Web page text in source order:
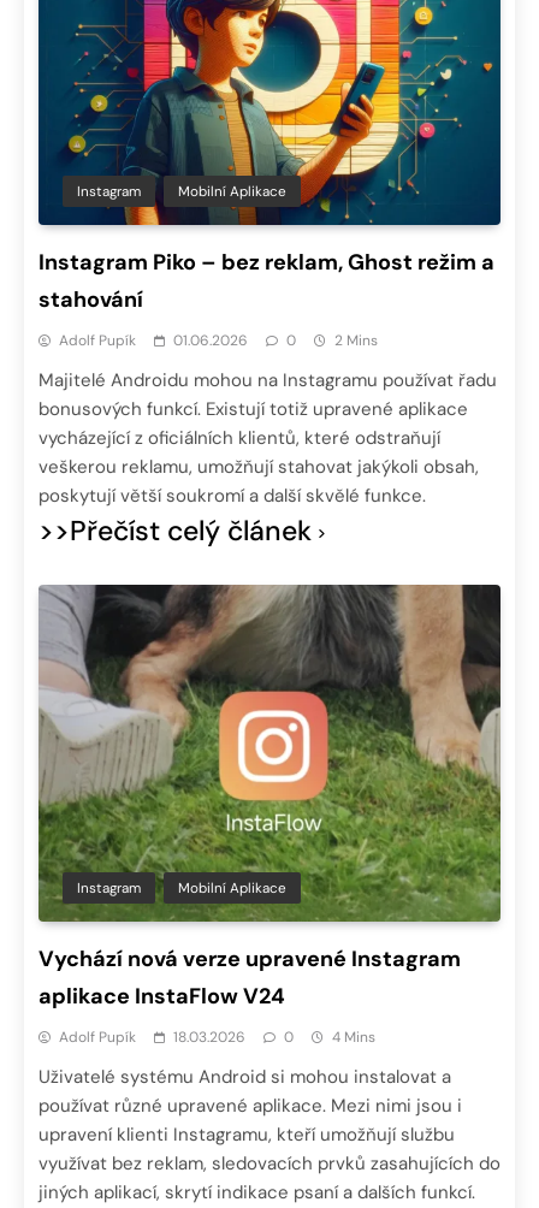
Instagram Mobilní Aplikace
Instagram Piko – bez reklam, Ghost režim a
stahování
Adolf Pupík 01.06.2026 0 2 Mins
Majitelé Androidu mohou na Instagramu používat řadu
bonusových funkcí. Existují totiž upravené aplikace
vycházející z oficiálních klientů, které odstraňují
veškerou reklamu, umožňují stahovat jakýkoli obsah,
poskytují větší soukromí a další skvělé funkce.
>>Přečíst celý článek
Instagram Mobilní Aplikace
Vychází nová verze upravené Instagram
aplikace InstaFlow V24
Adolf Pupík 18.03.2026 0 4 Mins
Uživatelé systému Android si mohou instalovat a
používat různé upravené aplikace. Mezi nimi jsou i
upravení klienti Instagramu, kteří umožňují službu
využívat bez reklam, sledovacích prvků zasahujících do
jiných aplikací, skrytí indikace psaní a dalších funkcí.